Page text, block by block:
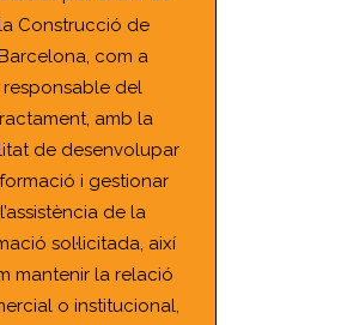
Construcció de
com a
responsable del
amb la
de desenvolupar
i gestionar
l’assistència de la
sol·licitada, així
mantenir la relació
o institucional,